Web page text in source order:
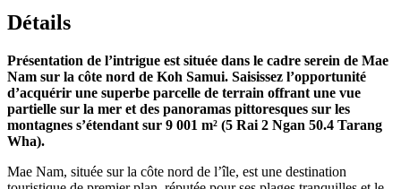
Détails
Présentation de l’intrigue est située dans le cadre serein de Mae
Nam sur la côte nord de Koh Samui. Saisissez l’opportunité
d’acquérir une superbe parcelle de terrain offrant une vue
partielle sur la mer et des panoramas pittoresques sur les
montagnes s’étendant sur 9 001 m² (5 Rai 2 Ngan 50.4 Tarang
Wha).
Mae Nam, située sur la côte nord de l’île, est une destination